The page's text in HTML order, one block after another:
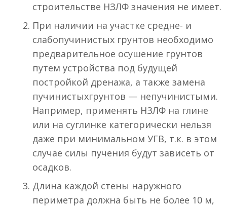
строительстве НЗЛФ значения не имеет.
При наличии на участке средне- и
слабопучинистых грунтов необходимо
предварительное осушение грунтов
путем устройства под будущей
постройкой дренажа, а также замена
пучинистыхгрунтов — непучинистыми.
Например, применять НЗЛФ на глине
или на суглинке категорически нельзя
даже при минимальном УГВ, т.к. в этом
случае силы пучения будут зависеть от
осадков.
Длина каждой стены наружного
периметра должна быть не более 10 м,